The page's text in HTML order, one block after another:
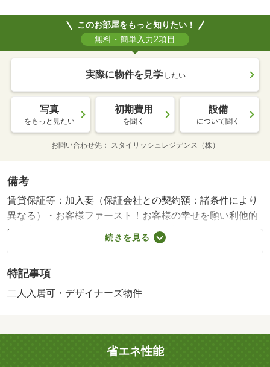
このお部屋をもっと知りたい！
無料・簡単入力2項目
実際に物件を見学 したい
写真
をもっと見たい
初期費用
を聞く
設備
について聞く
お問い合わせ先 スタイリッシュレジデンス（株）
備考
賃貸保証等：加入要（保証会社との契約額：諸条件により
異なる）・お客様ファースト！お客様の幸せを願い利他的
に接客させていただいております！希望と理想、わがまま
もお聞かせください＼（＾ｏ＾）／さらに当店では初期費
続きを見る
特記事項
二人入居可・デザイナーズ物件
省エネ性能